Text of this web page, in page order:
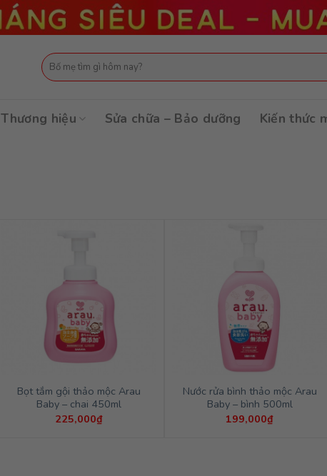
Tìm
kiếm:
Thương hiệu Sửa chữa – Bảo dưỡng Kiến thức
Bọt tắm gội thảo mộc Arau
Baby – chai 450ml
225,000₫
Nước rửa bình thảo mộc Arau
Baby – bình 500ml
199,000₫